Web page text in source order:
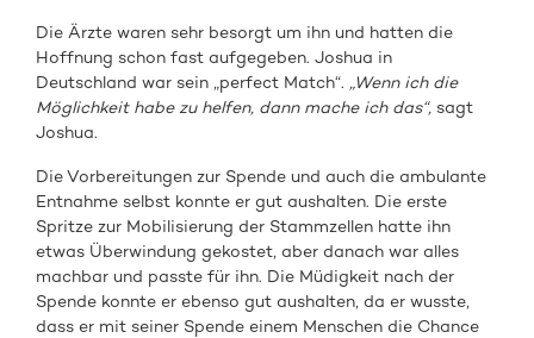
Die Ärzte waren sehr besorgt um ihn und hatten die
Hoffnung schon fast aufgegeben. Joshua in
Deutschland war sein „perfect Match“. „Wenn ich die
Möglichkeit habe zu helfen, dann mache ich das“, sagt
Joshua.
Die Vorbereitungen zur Spende und auch die ambulante
Entnahme selbst konnte er gut aushalten. Die erste
Spritze zur Mobilisierung der Stammzellen hatte ihn
etwas Überwindung gekostet, aber danach war alles
machbar und passte für ihn. Die Müdigkeit nach der
Spende konnte er ebenso gut aushalten, da er wusste,
dass er mit seiner Spende einem Menschen die Chance